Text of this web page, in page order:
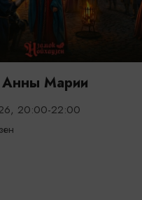
Анны Марии
20:00-22:00